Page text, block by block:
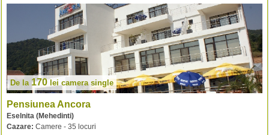
De la 170 lei camera single
Pensiunea Ancora
Eselnita (Mehedinti)
Cazare: Camere - 35 locuri